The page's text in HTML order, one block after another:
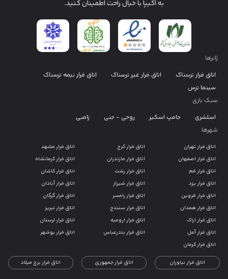
به اکیپا با خیال راحت اطمینان کنید.
ژانرها
اتاق فرار ترسناک
اتاق فرار غیر ترسناک
اتاق فرار نیمه ترسناک
سینما ترس
سبک بازی
اسلشری
جامپ اسکیر روحی - جنی
زامبی
شهرها
اتاق فرار تهران اتاق فرار کرج
اتاق فرار مشهد
اتاق فرار اصفهان
اتاق فرار مازندران
اتاق فرار کرمانشاه
اتاق فرار قم
اتاق فرار رشت
اتاق فرار کاشان
اتاق فرار یزد
اتاق فرار شیراز
اتاق فرار آبادان
اتاق فرار قزوین
اتاق فرار رامسر
اتاق فرار گرگان
اتاق فرار همدان
اتاق فرار سنندج
اتاق فرار تبریز
اتاق فرار اراک
اتاق فرار ارومیه
اتاق فرار لرستان
اتاق فرار آمل
اتاق فرار بندرعباس
اتاق فرار بوشهر
اتاق فرار کرمان
اتاق فرار نیاوران اتاق فرار جمهوری اتاق فرار برج میلاد